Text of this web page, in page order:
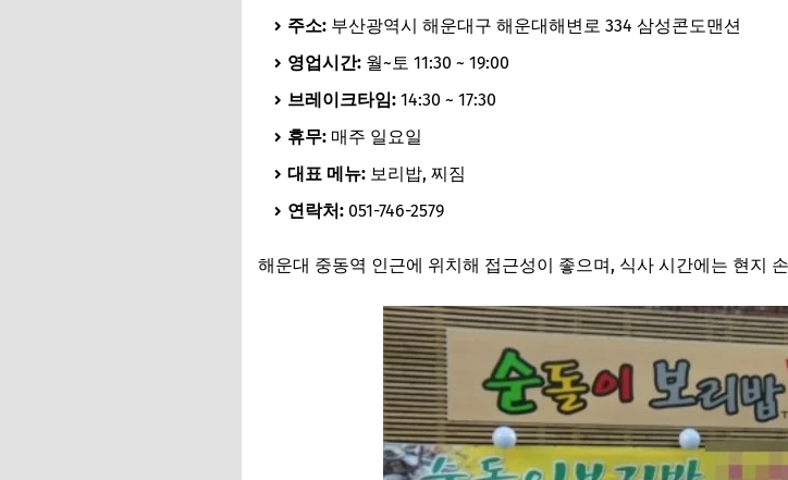
주소: 부산광역시 해운대구 해운대해변로 334 삼성콘도맨션
영업시간: 월~토 11:30 ~ 19:00
브레이크타임: 14:30 ~ 17:30
휴무: 매주 일요일
대표 메뉴: 보리밥, 찌짐
연락처: 051-746-2579
해운대 중동역 인근에 위치해 접근성이 좋으며, 식사 시간에는 현지